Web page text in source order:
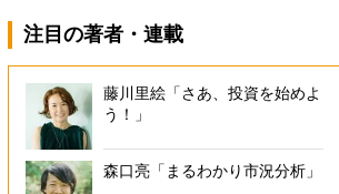
注目の著者・連載
藤川里絵「さあ、投資を始めよ
う！」
森口亮「まるわかり市況分析」